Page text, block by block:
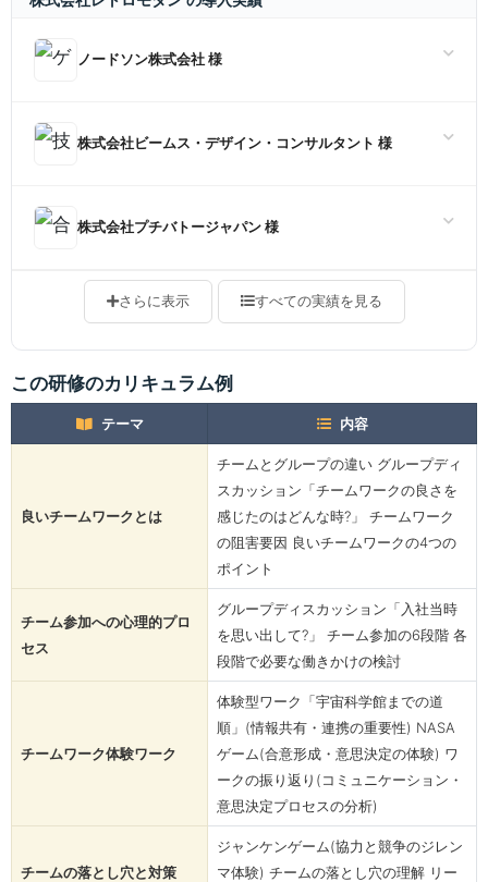
ノードソン株式会社 様
株式会社ビームス・デザイン・コンサルタント 様
株式会社プチバトージャパン 様
さらに表示 すべての実績を見る
この研修のカリキュラム例
テーマ 内容
良いチームワークとは
チームとグループの違い グループディ
スカッション「チームワークの良さを
感じたのはどんな時?」 チームワーク
の阻害要因 良いチームワークの4つの
ポイント
チーム参加への心理的プロ
セス
グループディスカッション「入社当時
を思い出して?」 チーム参加の6段階 各
段階で必要な働きかけの検討
チームワーク体験ワーク
体験型ワーク「宇宙科学館までの道
順」(情報共有・連携の重要性) NASA
ゲーム(合意形成・意思決定の体験) ワ
ークの振り返り(コミュニケーション・
意思決定プロセスの分析)
チームの落とし穴と対策
ジャンケンゲーム(協力と競争のジレン
マ体験) チームの落とし穴の理解 リー